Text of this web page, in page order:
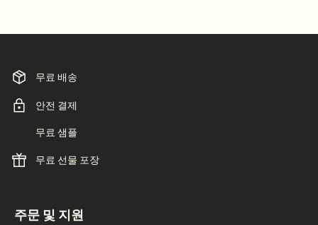
무료 배송
안전 결제
무료 샘플
무료 선물 포장
주문 및 지원